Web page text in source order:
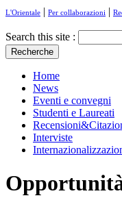
L'Orientale | Per collaborazioni |
Search this site :
Home
News
Eventi e convegni
Studenti e Laureati
Interviste